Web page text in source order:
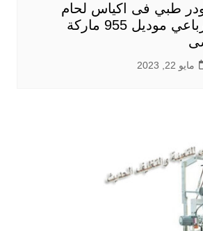
بودر طبي فى اكياس لحام
ثلاثي و لحام رباعي موديل 955 ماركة
مايو 22, 2023